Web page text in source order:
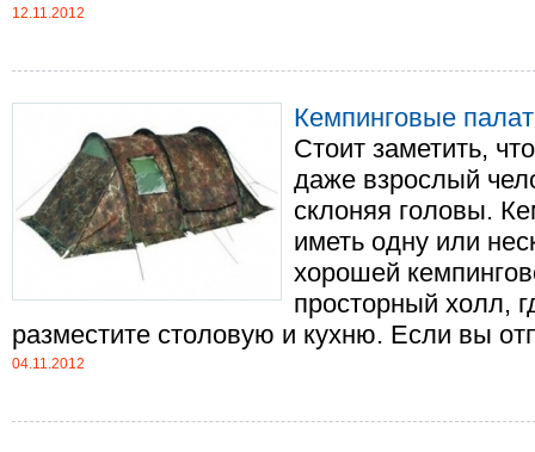
12.11.2012
Кемпинговые
Стоит заметить,
даже взрослый
склоняя головы.
иметь одну или
хорошей
просторный холл,
разместите столовую и кухню. Если вы
04.11.2012